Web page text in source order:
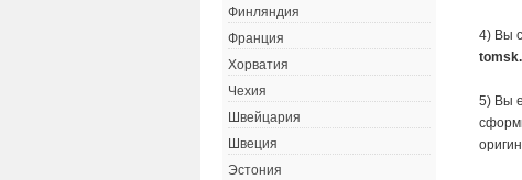
4) Вы
5) Вы
Финляндия
Франция
Хорватия
Чехия
Швейцария
Швеция
Эстония